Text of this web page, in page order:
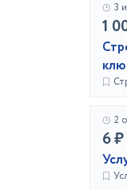
3
1
2
6 ₽